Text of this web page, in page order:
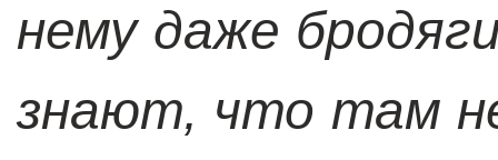
нему даже
знают, что там